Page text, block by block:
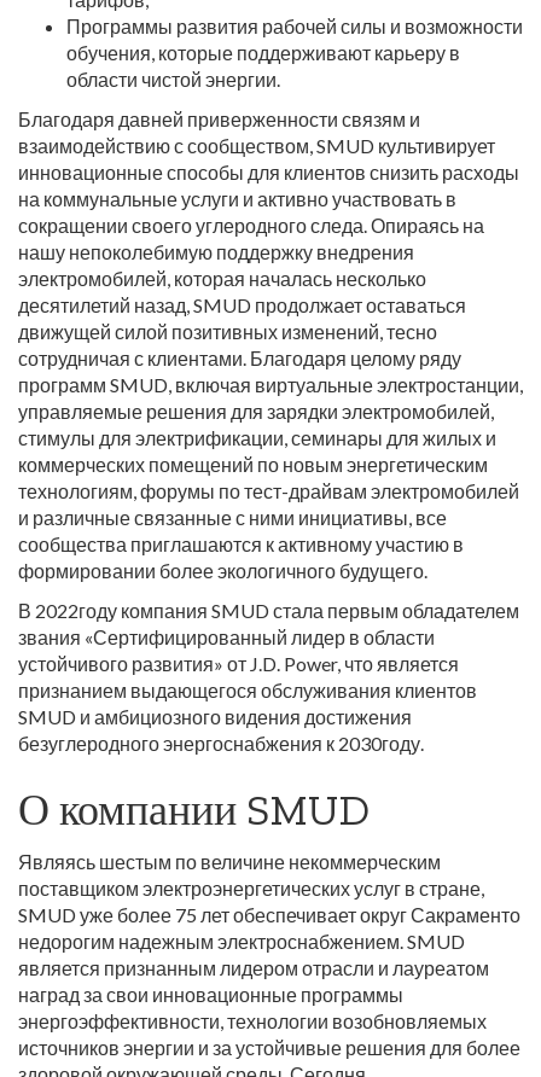
Программы развития рабочей силы и возможности
обучения, которые поддерживают карьеру в
области чистой энергии.
Благодаря давней приверженности связям и
взаимодействию с сообществом, SMUD культивирует
инновационные способы для клиентов снизить расходы
на коммунальные услуги и активно участвовать в
сокращении своего углеродного следа. Опираясь на
нашу непоколебимую поддержку внедрения
электромобилей, которая началась несколько
десятилетий назад, SMUD продолжает оставаться
движущей силой позитивных изменений, тесно
сотрудничая с клиентами. Благодаря целому ряду
программ SMUD, включая виртуальные электростанции,
управляемые решения для зарядки электромобилей,
стимулы для электрификации, семинары для жилых и
коммерческих помещений по новым энергетическим
технологиям, форумы по тест-драйвам электромобилей
и различные связанные с ними инициативы, все
сообщества приглашаются к активному участию в
формировании более экологичного будущего.
В 2022году компания SMUD стала первым обладателем
звания «Сертифицированный лидер в области
устойчивого развития» от J.D. Power, что является
признанием выдающегося обслуживания клиентов
SMUD и амбициозного видения достижения
безуглеродного энергоснабжения к 2030году.
О компании SMUD
Являясь шестым по величине некоммерческим
поставщиком электроэнергетических услуг в стране,
SMUD уже более 75 лет обеспечивает округ Сакраменто
недорогим надежным электроснабжением. SMUD
является признанным лидером отрасли и лауреатом
наград за свои инновационные программы
энергоэффективности, технологии возобновляемых
источников энергии и за устойчивые решения для более